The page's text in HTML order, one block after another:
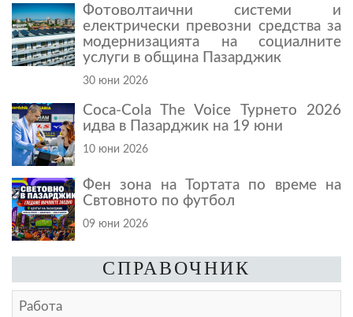
Фотоволтаични системи и
електрически превозни средства за
модернизацията на социалните
услуги в община Пазарджик
30 юни 2026
Coca-Cola The Voice Турнето 2026
идва в Пазарджик на 19 юни
10 юни 2026
Фен зона на Тортата по време на
Свтовното по футбол
09 юни 2026
СПРАВОЧНИК
Работа